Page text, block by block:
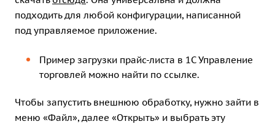
подходить для любой конфигурации, написанной
под управляемое приложение.
Пример загрузки прайс-листа в 1С Управление
торговлей можно найти по ссылке.
Чтобы запустить внешнюю обработку, нужно зайти в
меню «Файл», далее «Открыть» и выбрать эту